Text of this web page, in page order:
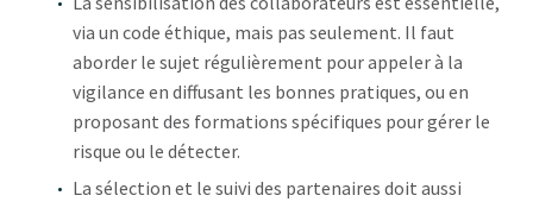
via un code éthique, mais pas seulement. Il faut
aborder le sujet régulièrement pour appeler à la
vigilance en diffusant les bonnes pratiques, ou en
proposant des formations spécifiques pour gérer le
risque ou le détecter.
La sélection et le suivi des partenaires doit aussi